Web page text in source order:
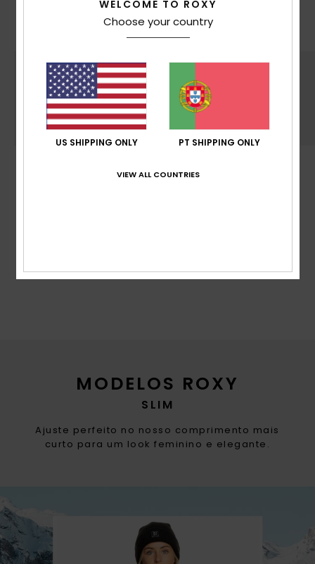
MODELOS ROXY
SLIM
Ajuste perfeito no nosso comprimento mais
curto para um look feminino e elegante.
cada escolha de design
SUSTENTABILIDADE
WELCOME TO ROXY
Choose your country
US SHIPPING ONLY PT SHIPPING ONLY
VIEW ALL COUNTRIES